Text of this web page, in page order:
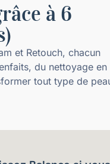
à 6
et Retouch, chacun
du nettoyage en
tout type de